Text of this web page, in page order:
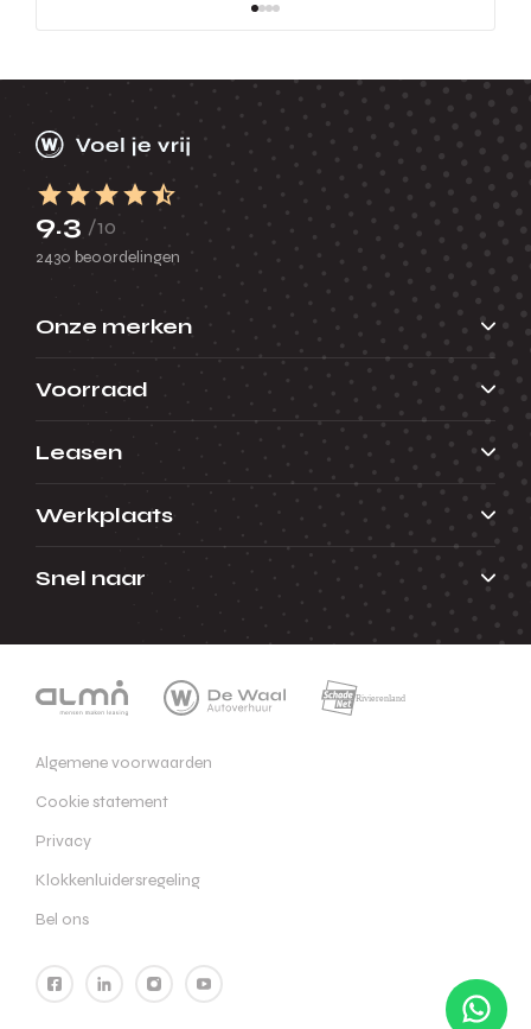
9.3 /10
2430 beoordelingen
Onze merken
Voorraad
Leasen
Werkplaats
Snel naar
Algemene voorwaarden
Cookie statement
Privacy
Klokkenluidersregeling
Bel ons